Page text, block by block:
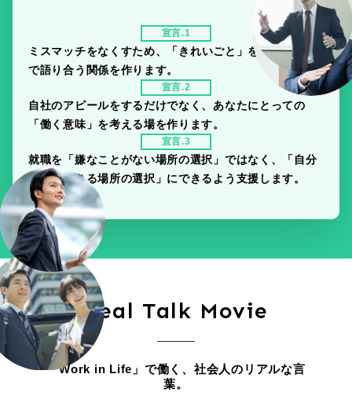
宣言.1
ミスマッチをなくすため、
「きれいごと」を捨て、本音
で語り合う関係を作ります。
宣言.2
自社のアピールをするだけでなく、 あなたにとっての
「働く意味」を考える場を作ります。
宣言.3
就職を「嫌なことがない場所の選択」ではなく、
「自分
が没頭できる場所の選択」にできるよう支援します。
Real Talk Movie
「Work in Life」で働く、社会人のリアルな言
葉。